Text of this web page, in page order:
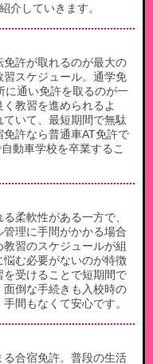
介していきます。
許が取れるのが最大の
スケジュール。通学免
に通い免許を取るのが一
教習を進められるよ
いて、最短期間で無駄
許なら普通車AT免許で
動車学校を卒業するこ
柔軟性がある一方で、
理に手間がかかる場合
習のスケジュールが組
む必要がないのが特徴
受けることで短期間で
倒な手続きも入校時の
間もなくて安心です。
合宿免許。普段の生活